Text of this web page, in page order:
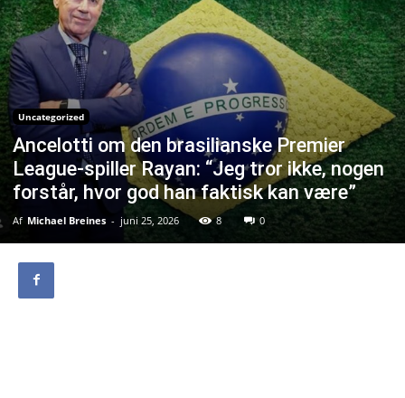
Uncategorized
Ancelotti om den brasilianske Premier
League-spiller Rayan: “Jeg tror ikke, nogen
forstår, hvor god han faktisk kan være”
Af Michael Breines - juni 25, 2026 8 0